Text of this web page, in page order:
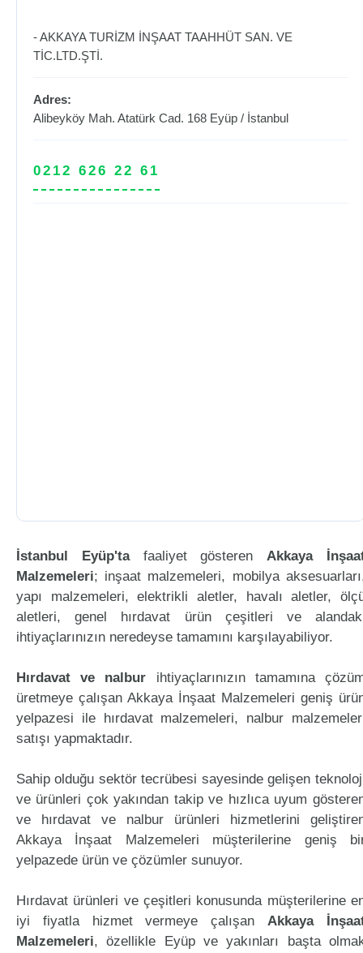
- AKKAYA TURİZM İNŞAAT TAAHHÜT SAN. VE
TİC.LTD.ŞTİ.
Adres:
Alibeyköy Mah. Atatürk Cad. 168 Eyüp / İstanbul
0212 626 22 61
İstanbul Eyüp'tafaaliyet gösterenAkkaya
Malzemeleri; inşaat malzemeleri, mobilya
yapı malzemeleri, elektrikli aletler, havalı aletler,
aletleri, genel hırdavat ürün çeşitleri ve
ihtiyaçlarınızın neredeyse tamamını karşılayabiliyor.
Hırdavat ve nalbur ihtiyaçlarınızın tamamına
üretmeye çalışan Akkaya İnşaat Malzemeleri geniş
yelpazesi ile hırdavat malzemeleri, nalbur
satışı yapmaktadır.
Sahip olduğu sektör tecrübesi sayesinde gelişen
ve ürünleri çok yakından takip ve hızlıca uyum
ve hırdavat ve nalbur ürünleri hizmetlerini
Akkaya İnşaat Malzemeleri müşterilerine geniş
yelpazede ürün ve çözümler sunuyor.
Hırdavat ürünleri ve çeşitleri konusunda müşterilerine
iyi fiyatla hizmet vermeye çalışanAkkaya
Malzemeleri, özellikle Eyüp ve yakınları başta